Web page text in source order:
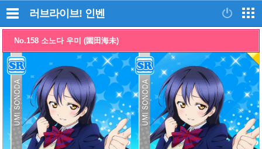
러브라이브! 인벤
No.158 소노다 우미 (園田海未)